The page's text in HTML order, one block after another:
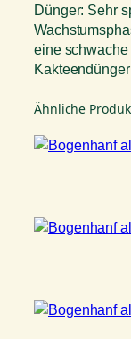
Dünger: Sehr
eine
Ähnliche